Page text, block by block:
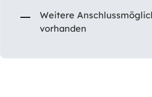
Weitere
vorhanden